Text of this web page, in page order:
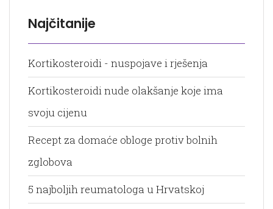
Najčitanije
Kortikosteroidi - nuspojave i rješenja
Kortikosteroidi nude olakšanje koje ima
svoju cijenu
Recept za domaće obloge protiv bolnih
zglobova
5 najboljih reumatologa u Hrvatskoj